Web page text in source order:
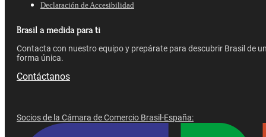
Declaración de Accesibilidad
Brasil a medida para ti
Contacta con nuestro equipo y prepárate para descubrir Brasil de
forma única.
Contáctanos
Socios de la Cámara de Comercio Brasil-España: